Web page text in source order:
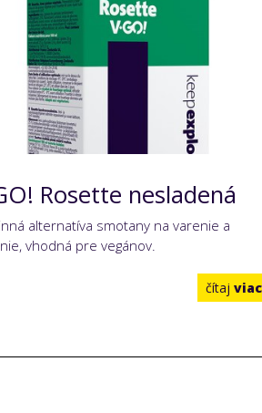
Rosette nesladená
alternatíva smotany na varenie a
vhodná pre vegánov.
čítaj viac